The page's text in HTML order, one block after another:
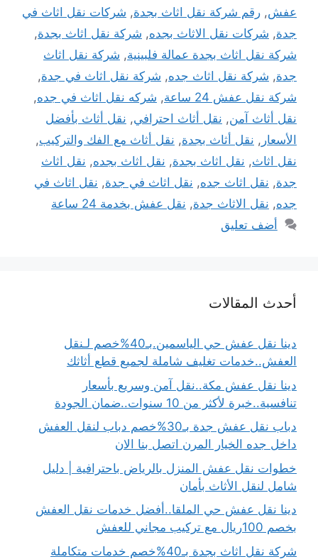
عفش, رقم شركة نقل اثاث بجدة, شركات نقل اثاث في
جدة, شركات نقل الاثاث بجده, شركة نقل اثاث بجدة,
شركة نقل اثاث بجدة عمالة فلبينية, شركة نقل اثاث
جدة, شركة نقل اثاث جده, شركة نقل اثاث في جدة,
شركة نقل عفش 24 ساعة
, شركه نقل اثاث في جده,
نقل أثاث آمن, نقل أثاث احترافي, نقل أثاث بأفضل
الأسعار , نقل أثاث بجدة, نقل أثاث مع الفك والتركيب,
نقل اثاث, نقل اثاث بجدة, نقل اثاث بجده, نقل اثاث
جدة, نقل اثاث جده, نقل اثاث في جدة, نقل اثاث في
جده, نقل الاثاث جدة, نقل عفش بخدمة 24 ساعة
أضف تعليق
أحدث المقالات
دينا نقل عفش حي الياسمين.بـ40%خصم لـنقل
العفش..خدمات تغليف شاملة لجميع قطع أثاثك
دينا نقل عفش مكة..نقل آمن وسريع بأسعار
تنافسية..خبرة لأكثر من 10 سنوات..ضمان الجودة
دباب نقل عفش جدة بـ30%خصم دباب لنقل العفش
داخل جده الخيار المرن اتصل بنا الان
خطوات نقل عفش المنزل بالرياض باحترافية | دليل
شامل لنقل الأثاث بأمان
دينا نقل عفش حي الملقا..أفضل خدمات نقل العفش
بخصم 100ريال مع تركيب مجاني للعفش
شركة نقل اثاث بجدة بـ40%خصم خدمات متكاملة